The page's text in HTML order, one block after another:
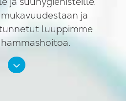
ja
luuppimme